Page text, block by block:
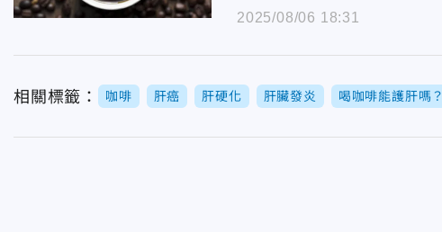
2025/08/06 18:31
相關標籤： 咖啡 肝癌 肝硬化 肝臟發炎 喝咖啡能護肝嗎？